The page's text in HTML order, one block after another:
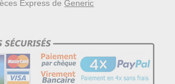
Express deGeneric